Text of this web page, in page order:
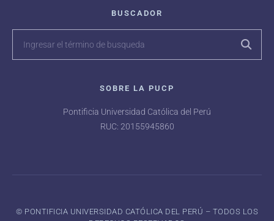
BUSCADOR
SOBRE LA PUCP
Pontificia Universidad Católica del Perú
RUC: 20155945860
©️ PONTIFICIA UNIVERSIDAD CATÓLICA DEL PERÚ – TODOS LOS